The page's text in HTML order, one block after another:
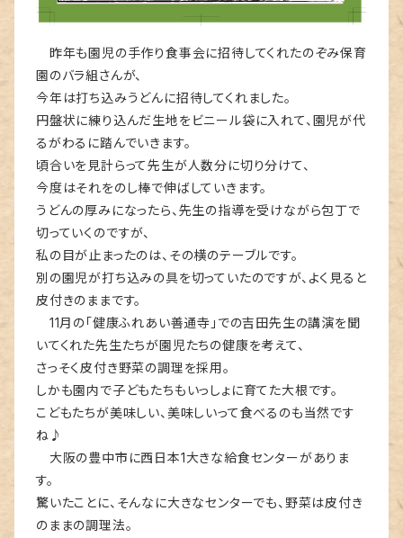
昨年も園児の手作り食事会に招待してくれたのぞみ保育
園のバラ組さんが、
今年は打ち込みうどんに招待してくれました。
円盤状に練り込んだ生地をビニール袋に入れて、園児が代
るがわるに踏んでいきます。
頃合いを見計らって先生が人数分に切り分けて、
今度はそれをのし棒で伸ばしていきます。
うどんの厚みになったら、先生の指導を受けながら包丁で
切っていくのですが、
私の目が止まったのは、その横のテーブルです。
別の園児が打ち込みの具を切っていたのですが、よく見ると
皮付きのままです。
11月の「健康ふれあい善通寺」での吉田先生の講演を聞
いてくれた先生たちが園児たちの健康を考えて、
さっそく皮付き野菜の調理を採用。
しかも園内で子どもたちもいっしょに育てた大根です。
こどもたちが美味しい、美味しいって食べるのも当然です
ね♪
大阪の豊中市に西日本1大きな給食センターがありま
す。
驚いたことに、そんなに大きなセンターでも、野菜は皮付き
のままの調理法。